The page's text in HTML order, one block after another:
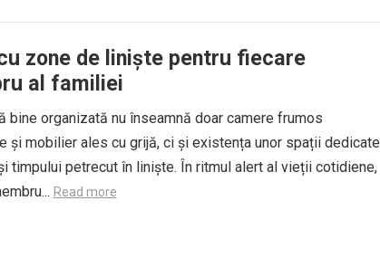
zone de liniște pentru fiecare
al familiei
bine organizată nu înseamnă doar camere frumos
și mobilier ales cu grijă, ci și existența unor spații dedicate
timpului petrecut în liniște. În ritmul alert al vieții cotidiene,
Read more